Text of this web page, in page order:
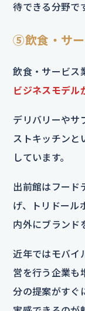
待できる分野で
⑤飲食・サ
飲食・サービス
ビジネスモデル
デリバリーやサ
ストキッチンと
しています。
出前館はフード
げ、トリドール
内外にブランド
近年ではモバイ
営を行う企業も
分の提案がすぐ